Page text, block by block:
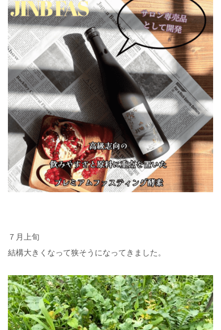
７月上旬
結構大きくなって狭そうになってきました。